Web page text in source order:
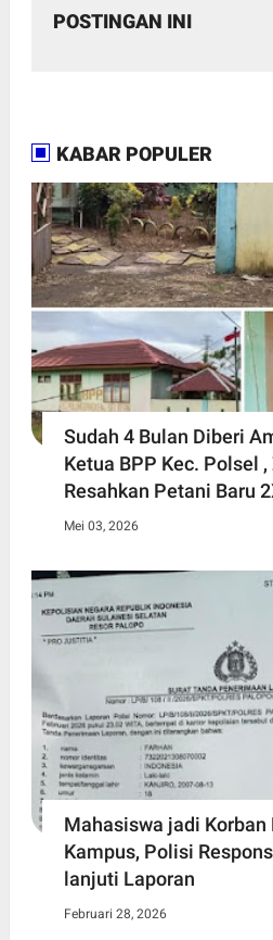
POSTINGAN INI
KABAR POPULER
Sudah 4 Bulan Diberi
Ketua BPP Kec. Polsel
Resahkan Petani Baru
Mei 03, 2026
Mahasiswa jadi
Kampus, Polisi
lanjuti Laporan
Februari 28, 2026